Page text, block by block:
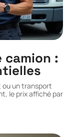
camion :
ou un transport
le prix affiché par